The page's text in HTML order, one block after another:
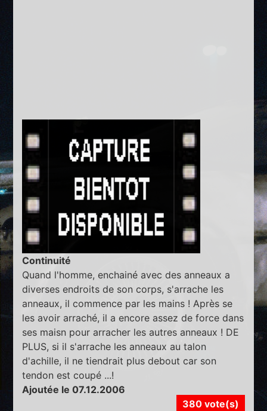
Continuité
Quand l'homme, enchainé avec des anneaux a
diverses endroits de son corps, s'arrache les
anneaux, il commence par les mains ! Après se
les avoir arraché, il a encore assez de force dans
ses maisn pour arracher les autres anneaux ! DE
PLUS, si il s'arrache les anneaux au talon
d'achille, il ne tiendrait plus debout car son
tendon est coupé ...!
Ajoutée le 07.12.2006
380 vote(s)